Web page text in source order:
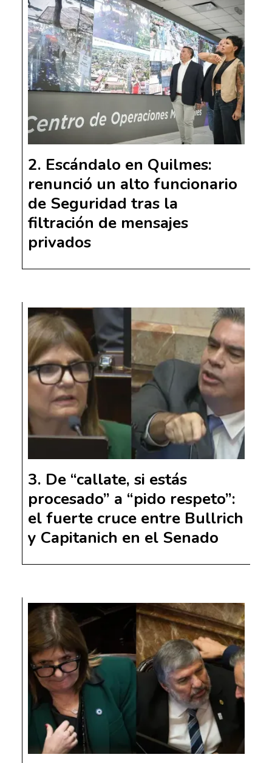
Escándalo en Quilmes:
renunció un alto funcionario
de Seguridad tras la
filtración de mensajes
privados
De “callate, si estás
procesado” a “pido respeto”:
el fuerte cruce entre Bullrich
y Capitanich en el Senado